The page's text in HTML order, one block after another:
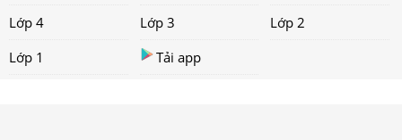
Lớp 4
Lớp 3
Lớp 2
Lớp 1
Tải app